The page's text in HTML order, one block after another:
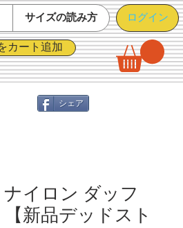
サイズの読み方
カート追加
ログイン
イロン ダッフ
新品デッドスト
シェア